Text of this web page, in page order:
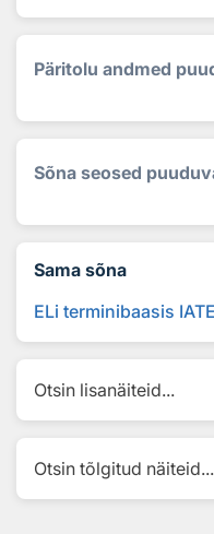
Päritolu andmed
Sõna seosed
Sama sõna
ELi terminibaasis IATE
Otsin lisanäiteid...
Otsin tõlgitud näiteid...